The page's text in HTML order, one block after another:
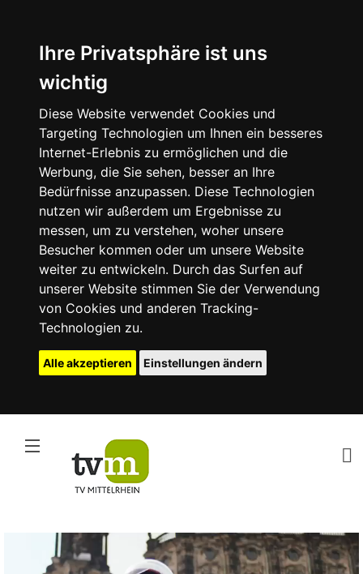
Ihre Privatsphäre ist uns
wichtig
Diese Website verwendet Cookies und
Targeting Technologien um Ihnen ein besseres
Internet-Erlebnis zu ermöglichen und die
Werbung, die Sie sehen, besser an Ihre
Bedürfnisse anzupassen. Diese Technologien
nutzen wir außerdem um Ergebnisse zu
messen, um zu verstehen, woher unsere
Besucher kommen oder um unsere Website
weiter zu entwickeln. Durch das Surfen auf
unserer Website stimmen Sie der Verwendung
von Cookies und anderen Tracking-
Technologien zu.
Alle akzeptieren Einstellungen ändern